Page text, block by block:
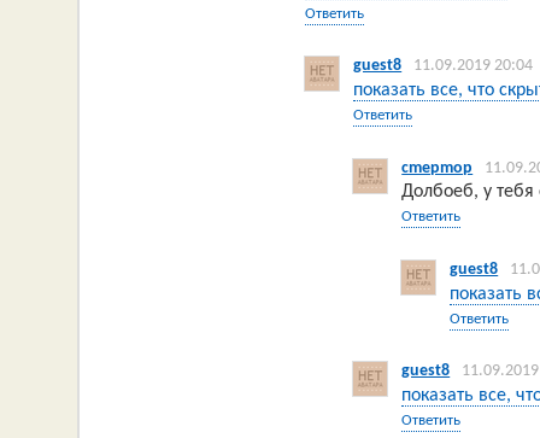
Ответить
guest8 11.09.2019 20:04
показать все, что
Ответить
cmepmop
Долбоеб, у тебя
Ответить
guest8
показать
Ответить
guest8
показать все,
Ответить